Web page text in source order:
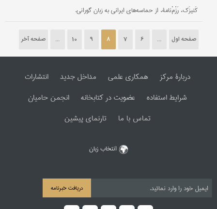
کَنیزَک، رَزْمْ‌نامۀ، از حماسه‌های ایرانی به زبان گورانی.
صفحه اول ...
6
7
8
9
10
... صفحه آخر
دربارۀ مرکز همکاری علمی مداخل جدید
انتشارات
شرایط استفاده
عضویت در کتابخانه
انجمن حامیان
تماس با ما
تارنمای پیشین
انتخاب زبان
دریافت خبرنامه